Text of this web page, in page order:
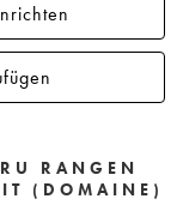
RANGEN
(DOMAINE)